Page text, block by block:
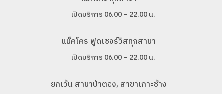
เปิดบริการ 06.00 – 22.00 น.
แม็คโคร ฟูดเซอร์วิสทุกสาขา
เปิดบริการ 06.00 – 22.00 น.
ยกเว้น สาขาป่าตอง, สาขาเกาะช้าง